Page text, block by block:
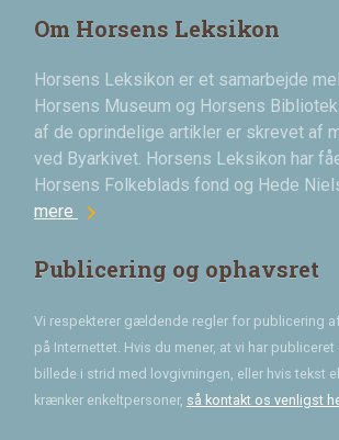
Om Horsens Leksikon
Horsens Leksikon er et samarbejde
Horsens Museum og Horsens
af de oprindelige artikler er skrevet af
ved Byarkivet. Horsens Leksikon har
Horsens Folkeblads fond og Hede
mere chevron_right
Publicering og ophavsret
Vi respekterer gældende regler for publicering
på Internettet. Hvis du mener, at vi har publiceret
billede i strid med lovgivningen, eller hvis tekst
krænker enkeltpersoner, så kontakt os venligst